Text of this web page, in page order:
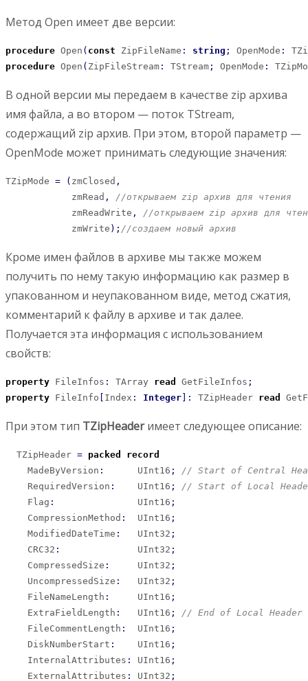
Метод Open имеет две версии:
procedure Open ( const ZipFileName : string ; OpenMode :
procedure Open ( ZipFileStream : TStream ; OpenMode :
В одной версии мы передаем в качестве zip архива
имя файла, а во втором — поток TStream,
содержащий zip архив. При этом, второй параметр —
OpenMode может принимать следующие значения:
TZipMode = ( zmClosed ,
            zmRead
,
//открываем zip архив для чтения
            zmReadWrite
,
//открываем zip архив для
            zmWrite
) ; //создаем новый архив
Кроме имен файлов в архиве мы также можем
получить по нему такую информацию как размер в
упакованном и неупакованном виде, метод сжатия,
комментарий к файлу в архиве и так далее.
Получается эта информация с использованием
свойств:
property FileInfos : TArray read GetFileInfos ;
property FileInfo Index : Integer : TZipHeader read
При этом тип TZipHeaderимеет следующее описание:
  TZipHeader
= packed
record
    MadeByVersion
:
      UInt16
;
// Start of Central
    RequiredVersion
:
    UInt16
;
// Start of Local
    Flag
:
               UInt16
;
    CompressionMethod
:
  UInt16
;
    ModifiedDateTime
:
   UInt32
;
    CRC32
:
              UInt32
;
    CompressedSize
:
     UInt32
;
    UncompressedSize
:
   UInt32
;
    FileNameLength
:
     UInt16
;
    ExtraFieldLength
:
   UInt16
;
// End of Local Header
    FileCommentLength
:
  UInt16
;
    DiskNumberStart
:
    UInt16
;
    InternalAttributes
: UInt16 ;
    ExternalAttributes
: UInt32 ;